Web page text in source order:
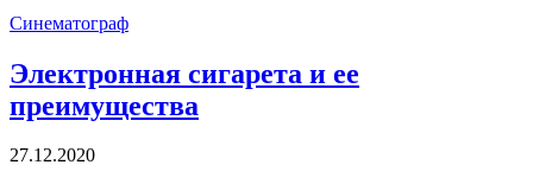
Синематограф
Электронная сигарета и ее
преимущества
27.12.2020